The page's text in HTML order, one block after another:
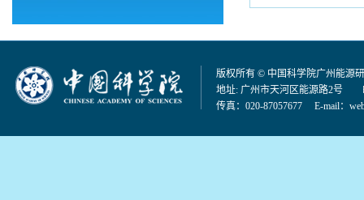
版权所有 © 中国科学院广州能源
地址: 广州市天河区能源路2号
传真：020-87057677 E-mail：